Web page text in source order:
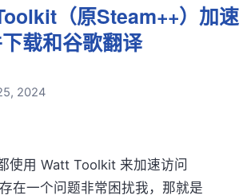
（原Steam++）加速
载和谷歌翻译
2024
使用 Watt Toolkit 来加速访问
在一个问题非常困扰我，那就是